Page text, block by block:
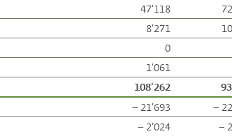
47'118
8'271
0
1'061
108'262
– 21'693
–
– 2'024
–